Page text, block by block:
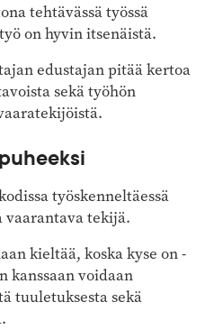
tehtävässä työssä
on hyvin itsenäistä.
edustajan pitää kertoa
sekä työhön
työsken­neltäessä
tekijä.
kieltää, koska kyse on
kanssaan voidaan
tuuletuksesta sekä